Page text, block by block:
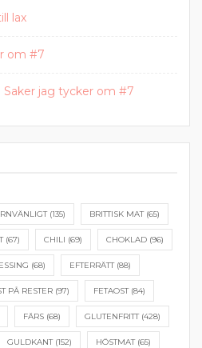
lax
om #7
Saker jag tycker om #7
(135) BRITTISK MAT(65)
(67) CHILI (69) CHOKLAD (96)
(68) EFTERRÄTT(88)
PÅ RESTER(97) FETAOST(84)
FÄRS(68) GLUTENFRITT(428)
GULDKANT(152) HÖSTMAT(65)